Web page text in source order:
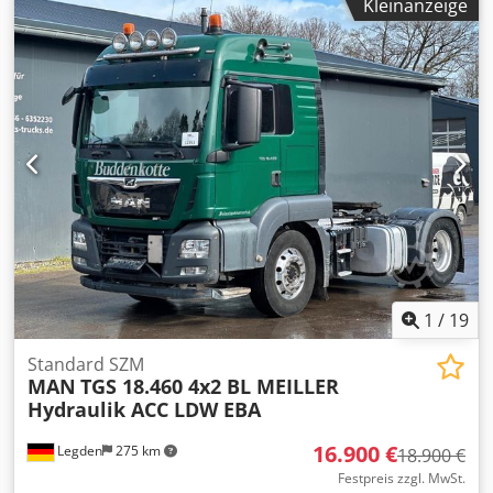
Ausführung, Kälteleistung: 247kW, Verdichterdrehzahl:
1450U/min, Verdampfungstemperatur: 0,7°C,
Verflüssigerleistung: 300kW, Feuchtkugeltemperatur: 21°C,
max. Verflüssigungstemperatur: 35°C, Kältemittel: NH3,
max. Betriebsdruck Hochdruck/Niederdruck: 23bar/16bar.
Kälteträger: Elektrolysewasser, Kälteträgertemperatur
Eintritt/Austritt: 6°C/2°C, Kälteträger-Volumenstrom:
54m³/h, Kälteträger-Druckverlust: 53kPa, Kühlmittelmenge:
50kg, Ölfüllmenge: 20l, Kompressor: Grasso 410.
Maschinendimensionen X/Y/Z: ca.
4300mm/2000mm/2800mm, Gewicht: ca. 6500kg.
Dokumentation vorhanden. Eine Besichtigung vor Ort ist
möglich. Dodpsx Sywaefx Aa Uskr
Kleinanzeige
1 / 19
Legden 275 km
Standard SZM
MAN TGS 18.460 4x2 BL MEILLER
Hydraulik ACC LDW EBA
16.900 €18.900 €
Festpreis zzgl. MwSt.